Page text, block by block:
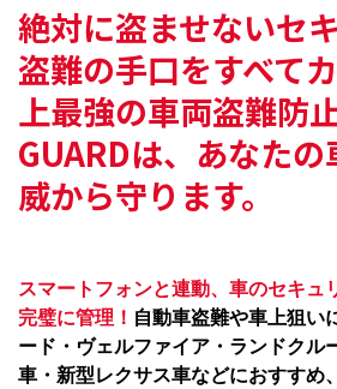
絶対に盗ませないセ
盗難の手口をすべて
上最強の車両盗難防
GUARDは、 あなた
威から守ります。
スマートフォンと連動、車のセキュ
完璧に管理！ 自動車盗難や車上狙い
ード・ヴェルファイア・ランドクル
車・新型レクサス車などにおすすめ